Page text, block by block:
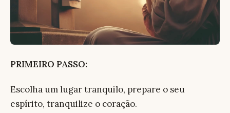
PRIMEIRO PASSO:
Escolha um lugar tranquilo, prepare o seu
espírito, tranquilize o coração.